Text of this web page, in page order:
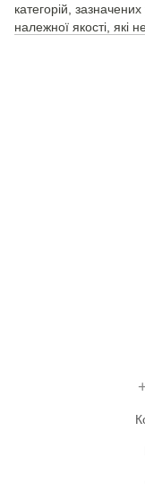
категорій,
належної якості, які